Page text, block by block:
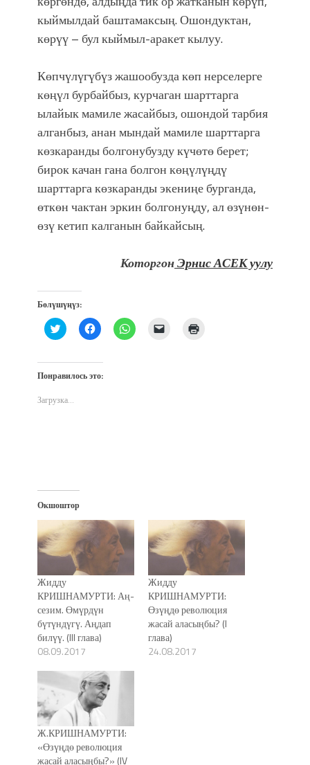
кыймылдай баштамаксың. Ошондуктан,
көрүү – бул кыймыл-аракет кылуу.
Көпчүлүгүбүз жашообузда көп нерселерге
көңүл бурбайбыз, курчаган шарттарга
ылайык мамиле жасайбыз, ошондой тарбия
алганбыз, анан мындай мамиле шарттарга
көзкаранды болгонубузду күчөтө берет;
бирок качан гана болгон көңүлүңдү
шарттарга көзкаранды экениңе бурганда,
өткөн чактан эркин болгонуңду, ал өзүнөн-
өзү кетип калганын байкайсың.
КоторгонЭрнис АСЕК уулу
Бөлүшүңүз:
Нажмите,
чтобы
Twitter
(Открывается
в
окне)
Нажмите,
чтобы
Facebook
(Открывается
в
Нажмите,
чтобы
Послать
ссылку
Понравилось это:
Загрузка...
Окшоштор
Жидду
КРИШНАМУРТИ: Аң-
сезим. Өмүрдүн
бүтүндүгү. Аңдап
билүү. (III глава)
08.09.2017
Жидду
КРИШНАМУРТИ:
Өзүңдө революция
жасай аласыңбы? (I
глава)
24.08.2017
Ж.КРИШНАМУРТИ:
«Өзүңдө революция
жасай аласыңбы?» (IV